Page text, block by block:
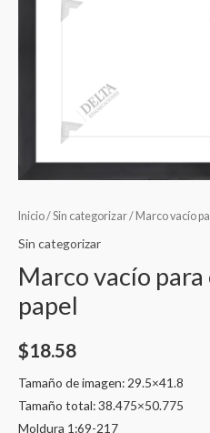
Inicio/Sin categorizar/ Marco vacío
Sin categorizar
Marco vacío
papel
$18.58
Tamaño de imagen: 29.5×41.8
Tamaño total: 38.475×50.775
Moldura 1:69-217